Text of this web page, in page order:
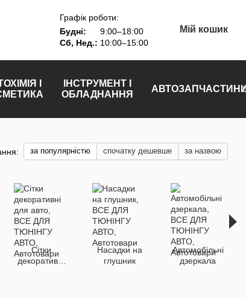
Графік роботи:
Будні:
9:00–18:00
Сб, Нед.: 10:00–15:00
Мій кошик
І
ІНСТРУМЕНТ І
ОБЛАДНАННЯ
за популярністю спочатку дешевше за назвою
Сітки
декоративні
Насадки на
глушник
Автомобільні
дзеркала